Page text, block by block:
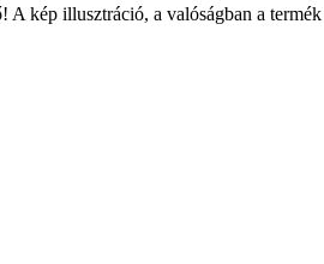
kép illusztráció, a valóságban a termék